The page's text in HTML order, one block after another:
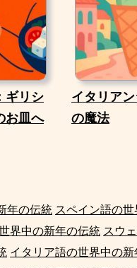
ギリシ
お皿へ
イタリア
の魔法
年の伝統 スペイン語の
界中の新年の伝統 スウ
イタリア語の世界中の